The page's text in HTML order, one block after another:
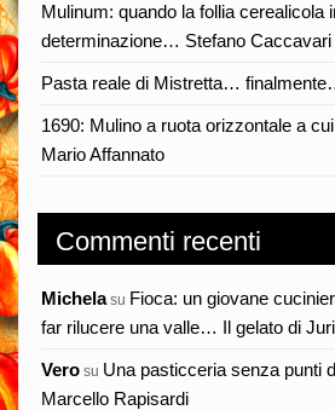
Mulinum: quando la follia cerealicola
determinazione… Stefano Caccavari
Pasta reale di Mistretta…
1690: Mulino a ruota orizzontale a
Mario Affannato
Commenti recenti
Michelasu Fioca: un giovane
far rilucere una valle… Il gelato di
Vero su Una pasticceria senza punti
Marcello Rapisardi